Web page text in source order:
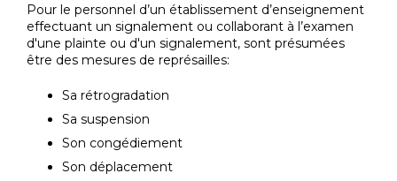
Pour le personnel d’un établissement d’enseignement
effectuant un signalement ou collaborant à l’examen
d'une plainte ou d'un signalement, sont présumées
être des mesures de représailles:
Sa rétrogradation
Sa suspension
Son congédiement
Son déplacement